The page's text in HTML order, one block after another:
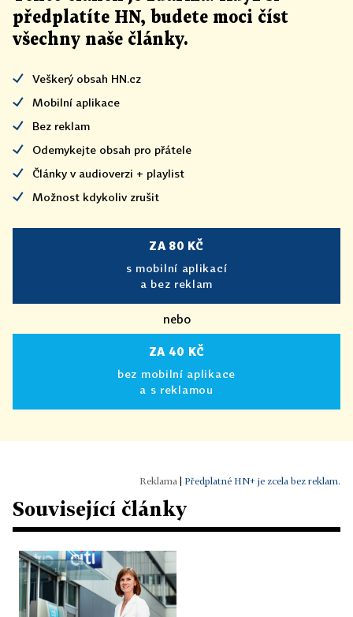
předplatíte HN, budete moci číst
všechny naše články.
Veškerý obsah HN.cz
Mobilní aplikace
Bez reklam
Odemykejte obsah pro přátele
Články v audioverzi + playlist
Možnost kdykoliv zrušit
ZA 80 KČ
s mobilní aplikací
a bez reklam
nebo
ZA 40 KČ
bez mobilní aplikace
a s reklamou
Předplatné HN+ je zcela bez reklam.
Související články